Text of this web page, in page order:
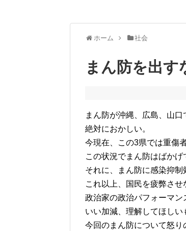
ホーム 社会
まん防を出す
まん防が沖縄、広島、山口
絶対におかしい。
今現在、この3県では重傷
この状況でまん防はばかげ
それに、まん防に感染抑制
これ以上、国民を疲弊させ
政治家の政治パフォーマン
いい加減、理解してほしい
今回のまん防について怒り